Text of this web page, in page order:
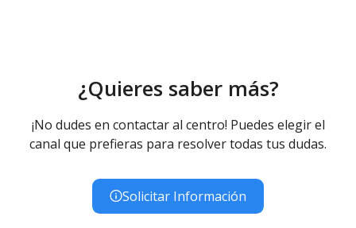
¿Quieres saber más?
¡No dudes en contactar al centro! Puedes elegir el
canal que prefieras para resolver todas tus dudas.
Solicitar Información